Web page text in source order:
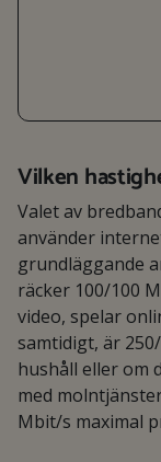
Vilken
Valet av
använder
grundläggande
räcker 100/100
video, spelar
samtidigt, är
hushåll eller om
med
Mbit/s maximal